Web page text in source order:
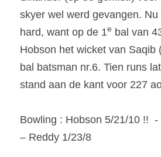
skyer wel werd gevangen.
hard, want op de 1e bal van
Hobson het wicket van Saqib
bal batsman nr.6. Tien runs
stand aan de kant voor 227
Bowling : Hobson 5/21/10 !!
– Reddy 1/23/8